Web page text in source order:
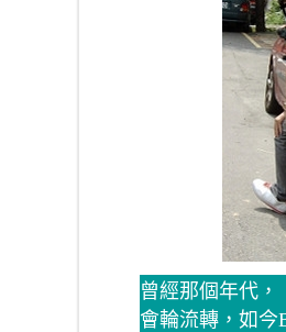
曾經那個年代
會輪流轉，如今